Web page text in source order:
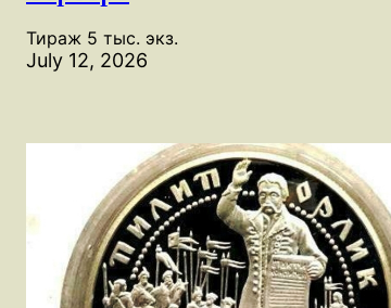
Тираж 5 тыс. экз.
July 12, 2026